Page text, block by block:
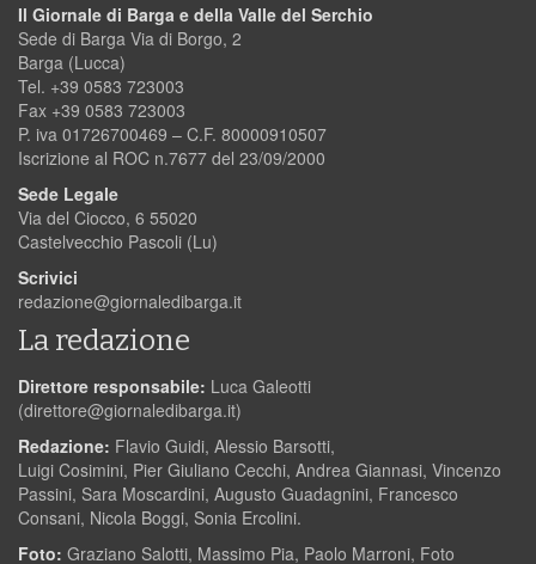
Il Giornale di Barga e della Valle del Serchio
Sede di Barga Via di Borgo, 2
Barga (Lucca)
Tel. +39 0583 723003
Fax +39 0583 723003
P. iva 01726700469 – C.F. 80000910507
Iscrizione al ROC n.7677 del 23/09/2000
Sede Legale
Via del Ciocco, 6 55020
Castelvecchio Pascoli (Lu)
Scrivici
redazione@giornaledibarga.it
La redazione
Direttore responsabile: Luca Galeotti
(direttore@giornaledibarga.it)
Redazione: Flavio Guidi, Alessio Barsotti,
Luigi Cosimini, Pier Giuliano Cecchi, Andrea Giannasi, Vincenzo
Passini, Sara Moscardini, Augusto Guadagnini, Francesco
Consani, Nicola Boggi, Sonia Ercolini.
Foto: Graziano Salotti, Massimo Pia, Paolo Marroni, Foto